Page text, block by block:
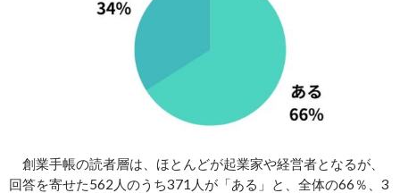
創業手帳の読者層は、ほとんどが起業家や経営者となるが、
回答を寄せた562人のうち371人が「ある」と、全体の66％、3